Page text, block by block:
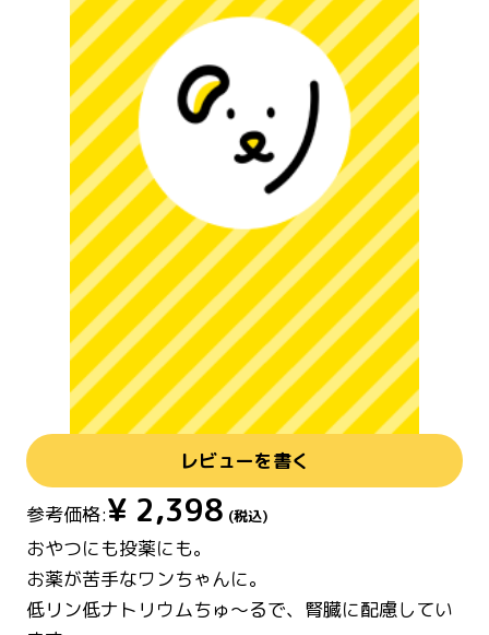
レビューを書く
参考価格:¥ 2,398 (税込)
おやつにも投薬にも。
お薬が苦手なワンちゃんに。
低リン低ナトリウムちゅ～るで、腎臓に配慮してい